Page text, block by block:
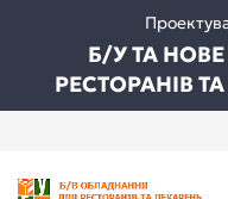
Б/У ТА
РЕСТОРАНІВ